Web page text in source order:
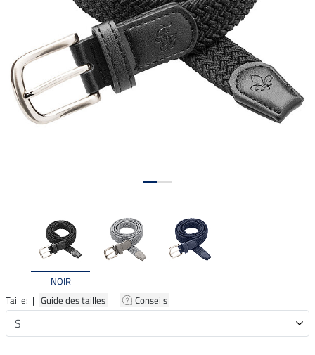
NOIR
Taille: | Guide des tailles | Conseils